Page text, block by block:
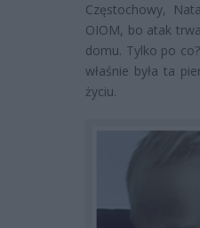
Częstochowy,
OIOM, bo atak
domu. Tylko po
właśnie była ta
życiu.